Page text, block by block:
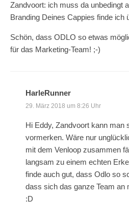
Zandvoort: ich muss da unbedingt
Branding Deines Cappies finde ich
Schön, dass ODLO so etwas
für das Marketing-Team! ;-)
HarleRunner
29. März 2018 um 8:26 Uhr
Hi Eddy, Zandvoort kann man
vormerken. Wäre nur
mit dem Venloop zusammen
langsam zu einem echten
finde auch gut, dass Odlo so
dass sich das ganze Team an
:D